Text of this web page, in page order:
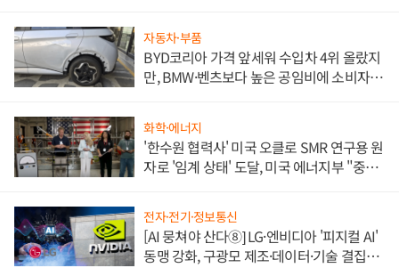
자동차·부품
BYD코리아 가격 앞세워 수입차 4위 올랐지
만, BMW·벤츠보다 높은 공임비에 소비자
화학·에너지
'한수원 협력사' 미국 오클로 SMR 연구용 원
자로 '임계 상태' 도달, 미국 에너지부 "중요
전자·전기·정보통신
[AI 뭉쳐야 산다⑧] LG·엔비디아 '피지컬 AI'
동맹 강화, 구광모 제조·데이터·기술 결집